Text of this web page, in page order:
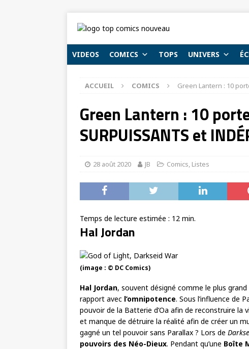
VIDEOS COMICS TOPS UNIVERS
ACCUEIL COMICS Green Lantern : 10
Green Lantern : 10
SURPUISSANTS et
28 août 2020 JB Comics, Listes
Temps de lecture estimée : 12 min.
Hal Jordan
(image : © DC Comics)
Hal Jordan, souvent désigné comme le plus
rapport avec l’omnipotence. Sous l’influence de
pouvoir de la Batterie d’Oa afin de reconstruire la
et manque de détruire la réalité afin de créer un
gagné un tel pouvoir sans Parallax ? Lors de
pouvoirs des Néo-Dieux. Pendant qu’une Boîte